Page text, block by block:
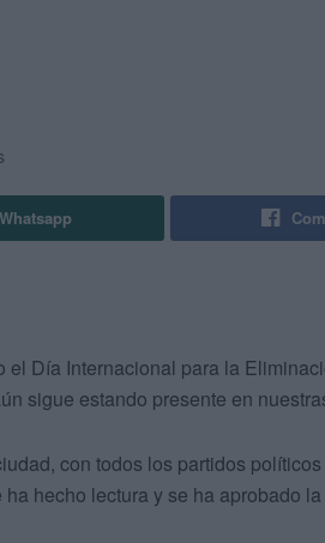
el Día Internacional para la
sigue estando presente en
con todos los partidos
hecho lectura y se ha aprobado